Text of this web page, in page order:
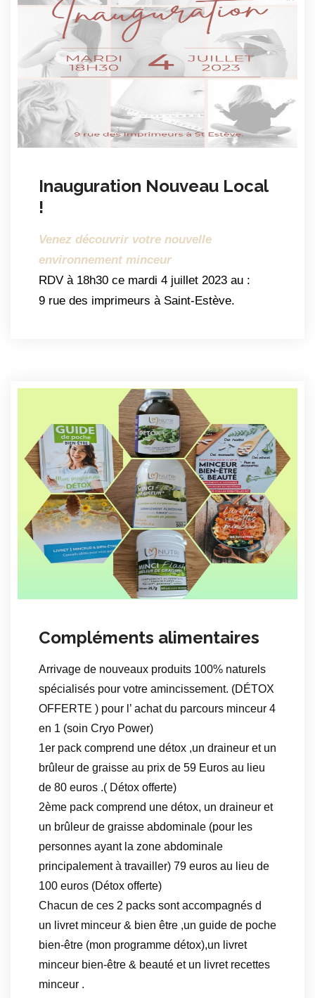
Inauguration Nouveau Local
!
Venez découvrir votre nouvelle
environnement minceur
RDV à 18h30 ce mardi 4 juillet 2023 au :
9 rue des imprimeurs à Saint-Estève.
Compléments alimentaires
Arrivage de nouveaux produits 100% naturels
spécialisés pour votre amincissement. (DÉTOX
OFFERTE ) pour l’ achat du parcours minceur 4
en 1 (soin Cryo Power)
1er pack comprend une détox ,un draineur et un
brûleur de graisse au prix de 59 Euros au lieu
de 80 euros .( Détox offerte)
2ème pack comprend une détox, un draineur et
un brûleur de graisse abdominale (pour les
personnes ayant la zone abdominale
principalement à travailler) 79 euros au lieu de
100 euros (Détox offerte)
Chacun de ces 2 packs sont accompagnés d
un livret minceur & bien être ,un guide de poche
bien-être (mon programme détox),un livret
minceur bien-être & beauté et un livret recettes
minceur .